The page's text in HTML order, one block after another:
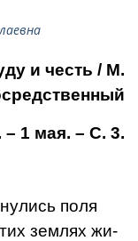
и честь / М.
– 1 мая. – С. 3.
по­ля
землях жи­